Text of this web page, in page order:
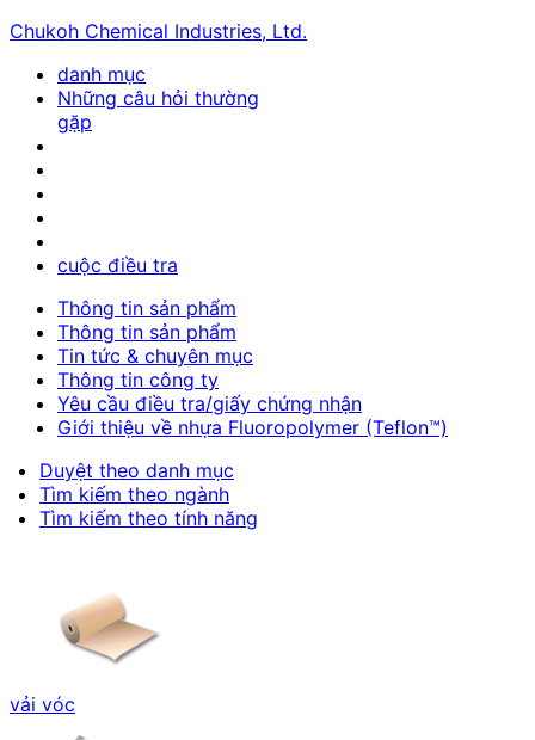
Chukoh Chemical Industries, Ltd.
danh mục
Những câu hỏi thường
gặp
cuộc điều tra
Thông tin sản phẩm
Thông tin sản phẩm
Tin tức & chuyên mục
Thông tin công ty
Yêu cầu điều tra/giấy chứng nhận
Giới thiệu về nhựa Fluoropolymer (Teflon™)
Duyệt theo danh mục
Tìm kiếm theo ngành
Tìm kiếm theo tính năng
vải vóc